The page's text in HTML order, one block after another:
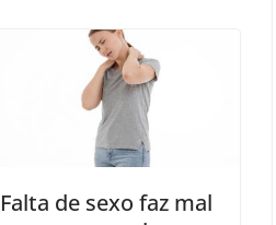
Falta de sexo faz mal